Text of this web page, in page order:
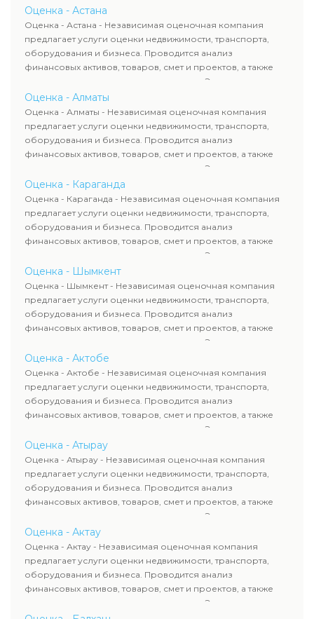
определяют рыночную стоимость имущества и
рассчитывают ущерб. Все отчеты соответствуют
требованиям законодательства и используются для
сделок, кредитования и судебных процессов.
Оценка - Астана
Оценка - Астана - Независимая оценочная компания
предлагает услуги оценки недвижимости, транспорта,
оборудования и бизнеса. Проводится анализ
финансовых активов, товаров, смет и проектов, а также
оценка животных и недропользования. Эксперты
определяют рыночную стоимость имущества и
рассчитывают ущерб. Все отчеты соответствуют
требованиям законодательства и используются для
сделок, кредитования и судебных процессов.
Оценка - Алматы
Оценка - Алматы - Независимая оценочная компания
предлагает услуги оценки недвижимости, транспорта,
оборудования и бизнеса. Проводится анализ
финансовых активов, товаров, смет и проектов, а также
оценка животных и недропользования. Эксперты
определяют рыночную стоимость имущества и
рассчитывают ущерб. Все отчеты соответствуют
требованиям законодательства и используются для
сделок, кредитования и судебных процессов.
Оценка - Караганда
Оценка - Караганда - Независимая оценочная компания
предлагает услуги оценки недвижимости, транспорта,
оборудования и бизнеса. Проводится анализ
финансовых активов, товаров, смет и проектов, а также
оценка животных и недропользования. Эксперты
определяют рыночную стоимость имущества и
рассчитывают ущерб. Все отчеты соответствуют
требованиям законодательства и используются для
сделок, кредитования и судебных процессов.
Оценка - Шымкент
Оценка - Шымкент - Независимая оценочная компания
предлагает услуги оценки недвижимости, транспорта,
оборудования и бизнеса. Проводится анализ
финансовых активов, товаров, смет и проектов, а также
оценка животных и недропользования. Эксперты
определяют рыночную стоимость имущества и
рассчитывают ущерб. Все отчеты соответствуют
требованиям законодательства и используются для
сделок, кредитования и судебных процессов.
Оценка - Актобе
Оценка - Актобе - Независимая оценочная компания
предлагает услуги оценки недвижимости, транспорта,
оборудования и бизнеса. Проводится анализ
финансовых активов, товаров, смет и проектов, а также
оценка животных и недропользования. Эксперты
определяют рыночную стоимость имущества и
рассчитывают ущерб. Все отчеты соответствуют
требованиям законодательства и используются для
сделок, кредитования и судебных процессов.
Оценка - Атырау
Оценка - Атырау - Независимая оценочная компания
предлагает услуги оценки недвижимости, транспорта,
оборудования и бизнеса. Проводится анализ
финансовых активов, товаров, смет и проектов, а также
оценка животных и недропользования. Эксперты
определяют рыночную стоимость имущества и
рассчитывают ущерб. Все отчеты соответствуют
требованиям законодательства и используются для
сделок, кредитования и судебных процессов.
Оценка - Актау
Оценка - Актау - Независимая оценочная компания
предлагает услуги оценки недвижимости, транспорта,
оборудования и бизнеса. Проводится анализ
финансовых активов, товаров, смет и проектов, а также
оценка животных и недропользования. Эксперты
определяют рыночную стоимость имущества и